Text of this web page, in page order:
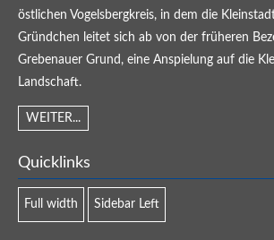
östlichen Vogelsbergkreis, in dem die
Gründchen leitet sich ab von der früheren
Grebenauer Grund, eine Anspielung auf die
Landschaft.
WEITER...
Quicklinks
Full width Sidebar Left